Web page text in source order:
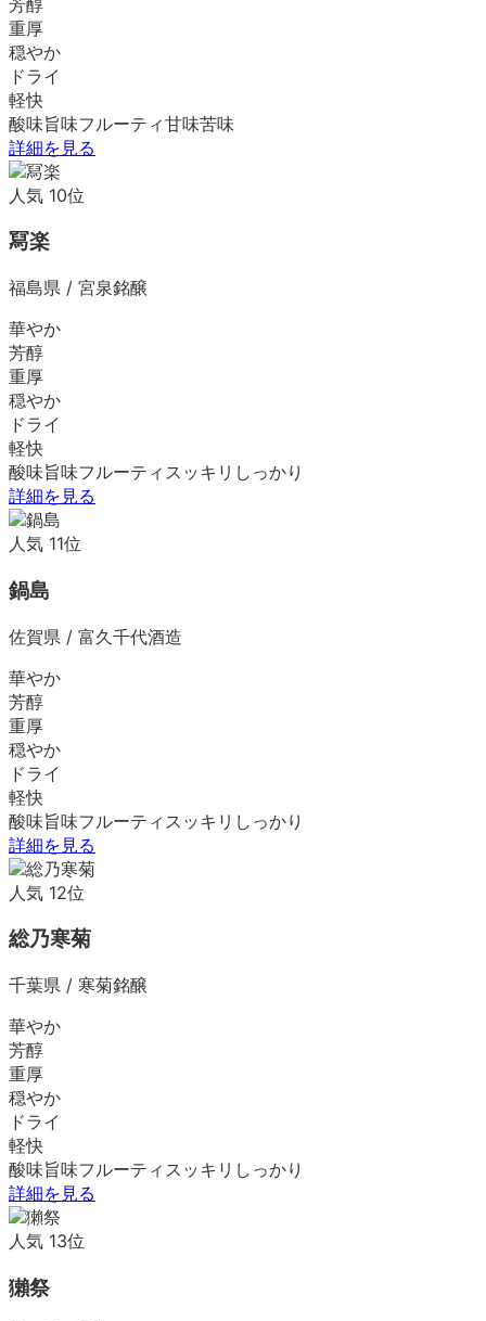
重厚
穏やか
ドライ
軽快
酸味旨味フルーティ甘味苦味
詳細を見る
人気 10位
冩楽
福島県 / 宮泉銘醸
華やか
芳醇
重厚
穏やか
ドライ
軽快
酸味旨味フルーティ スッキリ しっかり
詳細を見る
人気 11位
鍋島
佐賀県 / 富久千代酒造
華やか
芳醇
重厚
穏やか
ドライ
軽快
酸味旨味フルーティ スッキリ しっかり
詳細を見る
人気 12位
総乃寒菊
千葉県 / 寒菊銘醸
華やか
芳醇
重厚
穏やか
ドライ
軽快
酸味旨味フルーティ スッキリ しっかり
詳細を見る
人気 13位
獺祭